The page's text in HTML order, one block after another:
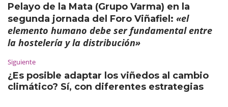
Pelayo de la Mata (Grupo Varma) en la
segunda jornada del Foro Viñafiel: «el
elemento humano debe ser fundamental entre
la hostelería y la distribución»
Siguiente
¿Es posible adaptar los viñedos al cambio
climático? Sí, con diferentes estrategias